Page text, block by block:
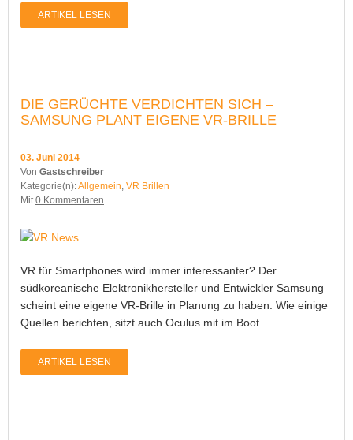
ARTIKEL LESEN
DIE GERÜCHTE VERDICHTEN SICH –
SAMSUNG PLANT EIGENE VR-BRILLE
03. Juni 2014
Von Gastschreiber
Kategorie(n):Allgemein, VR Brillen
Mit0 Kommentaren
VR für Smartphones wird immer interessanter? Der
südkoreanische Elektronikhersteller und Entwickler Samsung
scheint eine eigene VR-Brille in Planung zu haben. Wie einige
Quellen berichten, sitzt auch Oculus mit im Boot.
ARTIKEL LESEN